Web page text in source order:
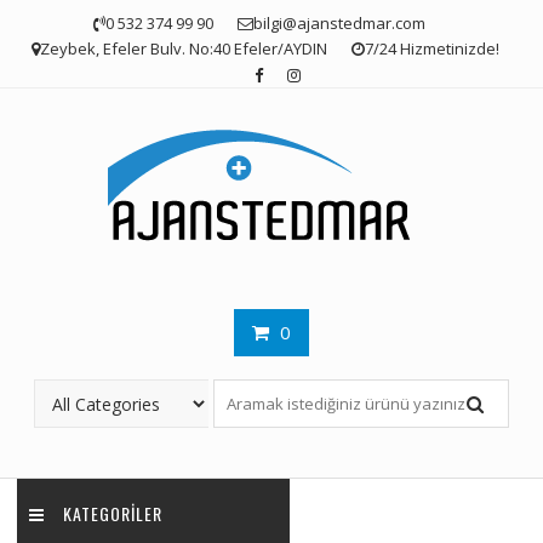
0 532 374 99 90
bilgi@ajanstedmar.com
Zeybek, Efeler Bulv. No:40 Efeler/AYDIN
7/24 Hizmetinizde!
0
KATEGORILER